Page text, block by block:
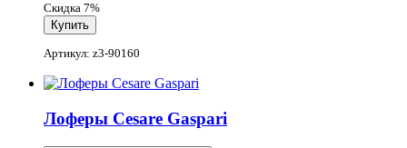
Скидка 7%
Артикул: z3-90160
Лоферы Cesare Gaspari